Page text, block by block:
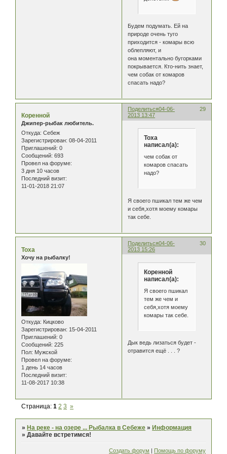
Будем подумать. Ей на
природе очень туго
приходится - комары всю
облепляют, и
она моментально бугорками
покрывается. Кто-нить знает,
чем собак от комаров
спасать надо?
Поделиться 29
04-06-
2013 13:47
Коренной
Джипер-рыбак любитель.
Откуда: Себеж
Зарегистрирован: 08-04-2011
Приглашений: 0
Сообщений: 693
Провел на форуме:
3 дня 10 часов
Последний визит:
11-01-2018 21:07
Тоха
написал(а):
чем собак от
комаров спасать
надо?
Я своего пшикал тем же чем
и себя,хотя моему комары
так себе.
Поделиться 30
04-06-
2013 15:26
Тоха
Хочу на рыбалку!
Откуда: Кицково
Зарегистрирован: 15-04-2011
Приглашений: 0
Сообщений: 225
Пол: Мужской
Провел на форуме:
1 день 14 часов
Последний визит:
11-08-2017 10:38
Коренной
написал(а):
Я своего пшикал
тем же чем и
себя,хотя моему
комары так себе.
Дык ведь лизаться будет -
отравится ещё . . . ?
Страница:1 2 3 »
»На реке - на озере ... Рыбалка в Себеже »Информация
»Давайте встретимся!
Создать форум | Помощь по форуму